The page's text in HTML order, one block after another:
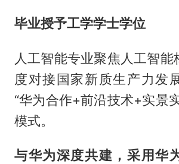
毕业授予工学学士学位
人工智能专业聚焦人工智能
度对接国家新质生产力发
“华为合作+前沿技术+实景
模式。
与华为深度共建，采用华